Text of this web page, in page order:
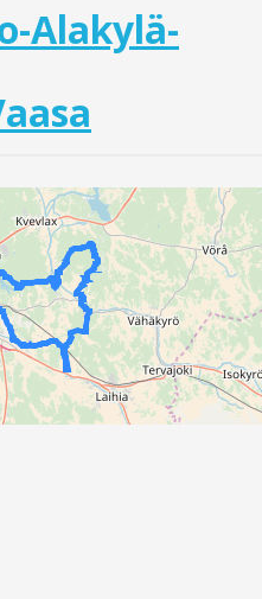
Alakylä-